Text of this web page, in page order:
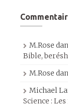
M.Rose
Bible,
M.Rose
Michael
Science :